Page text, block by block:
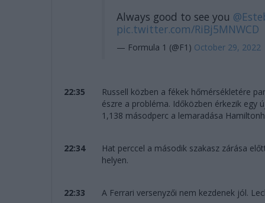
Always good to see you
pic.twitter.com/RiBj5MNWCD
— Formula 1 (@F1) October 29, 2022
22:35
Russell közben a fékek hőmérsékletére
észre a probléma. Időközben érkezik egy
1,138 másodperc a lemaradása
22:34
Hat perccel a második szakasz zárása
helyen.
22:33 A Ferrari versenyzői nem kezdenek jól.